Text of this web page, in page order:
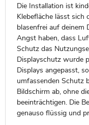
Die Installation ist
Klebefläche lässt sich
blasenfrei auf deinem
Angst haben, dass
Schutz das
Displayschutz wurde
Displays angepasst,
umfassenden Schutz
Bildschirm ab, ohne
beeinträchtigen. Die
genauso flüssig und